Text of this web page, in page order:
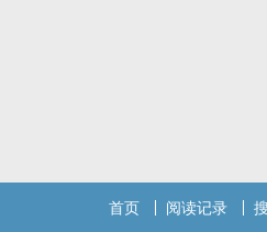
首页 阅读记录